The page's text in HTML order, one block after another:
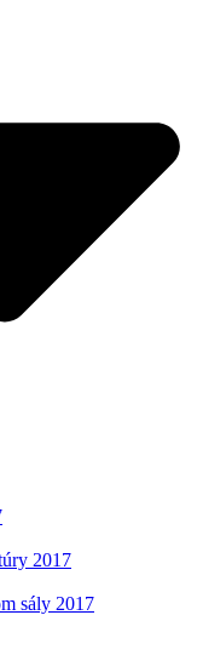
2017
sály 2017